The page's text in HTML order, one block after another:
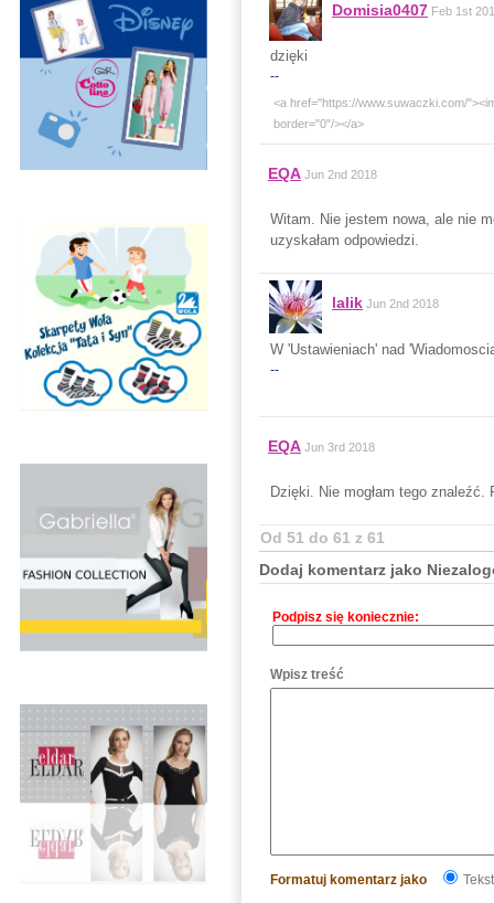
Domisia0407 Feb 1st
dzięki
--
<a href="https://www.suwaczki.com/
border="0"/></a>
EQA Jun 2nd 2018
Witam. Nie jestem nowa, ale nie
uzyskałam odpowiedzi.
lalik Jun 2nd 2018
W 'Ustawieniach' nad
--
EQA Jun 3rd 2018
Dzięki. Nie mogłam tego znaleźć.
Od 51 do 61 z 61
Dodaj komentarz jako
Podpisz się koniecznie:
Wpisz treść
Formatuj komentarz jako Tekst